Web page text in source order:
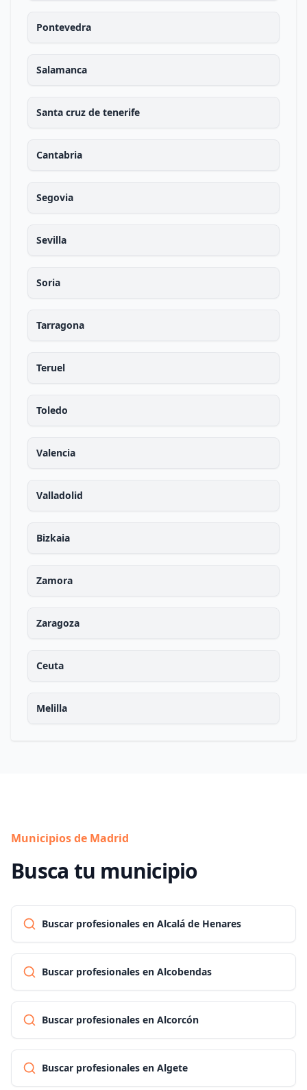
Pontevedra
Salamanca
Santa cruz de tenerife
Cantabria
Segovia
Sevilla
Soria
Tarragona
Teruel
Toledo
Valencia
Valladolid
Bizkaia
Zamora
Zaragoza
Ceuta
Melilla
Municipios de Madrid
Busca tu municipio
Buscar profesionales en Alcalá de Henares
Buscar profesionales en Alcobendas
Buscar profesionales en Alcorcón
Buscar profesionales en Algete